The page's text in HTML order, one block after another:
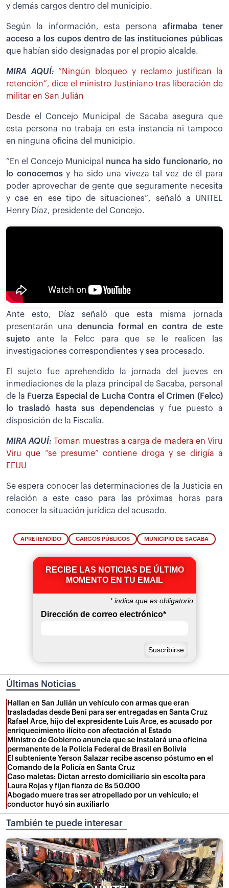
y demás cargos dentro del municipio.
Según la información, esta persona afirmaba tener
acceso a los cupos dentro de las instituciones públicas
que habían sido designadas por el propio alcalde.
MIRA AQUÍ:“Ningún bloqueo y reclamo justifican la
retención”, dice el ministro Justiniano tras liberación de
militar en San Julián
Desde el Concejo Municipal de Sacaba asegura que
esta persona no trabaja en esta instancia ni tampoco
en ninguna oficina del municipio.
“En el Concejo Municipal
nunca ha sido funcionario, no
lo conocemosy ha sido una viveza tal vez de él para
poder aprovechar de gente que seguramente necesita
y cae en ese tipo de situaciones”, señaló a UNITEL
Henry Díaz, presidente del Concejo.
Ante esto, Díaz señaló que esta misma jornada
presentarán una denuncia formal en contra de este
sujeto ante la Felcc para que se le realicen las
investigaciones correspondientes y sea procesado.
El sujeto fue aprehendido la jornada del jueves en
inmediaciones de la plaza principal de Sacaba, personal
de la Fuerza Especial de Lucha Contra el Crimen (Felcc)
lo trasladó hasta sus dependencias y fue puesto a
disposición de la Fiscalía.
MIRA AQUÍ: Toman muestras a carga de madera en Viru
Viru que “se presume” contiene droga y se dirigía a
EEUU
Se espera conocer las determinaciones de la Justicia en
relación a este caso para las próximas horas para
conocer la situación jurídica del acusado.
APREHENDIDO CARGOS PÚBLICOS MUNICIPIO DE SACABA
RECIBE LAS NOTICIAS DE ÚLTIMO
MOMENTO EN TU EMAIL
*indica que es obligatorio
Dirección de correo electrónico*
Últimas Noticias
Hallan en San Julián un vehículo con armas que eran
trasladadas desde Beni para ser entregadas en Santa Cruz
Rafael Arce, hijo del expresidente Luis Arce, es acusado por
enriquecimiento ilícito con afectación al Estado
Ministro de Gobierno anuncia que se instalará una oficina
permanente de la Policía Federal de Brasil en Bolivia
El subteniente Yerson Salazar recibe ascenso póstumo en el
Comando de la Policía en Santa Cruz
Caso maletas: Dictan arresto domiciliario sin escolta para
Laura Rojas y fijan fianza de Bs 50.000
Abogado muere tras ser atropellado por un vehículo; el
conductor huyó sin auxiliarlo
También te puede interesar